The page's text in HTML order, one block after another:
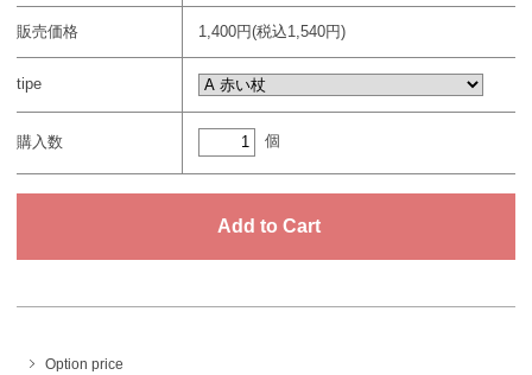
販売価格 1,400円(税込1,540円)
tipe
購入数 個
Option price